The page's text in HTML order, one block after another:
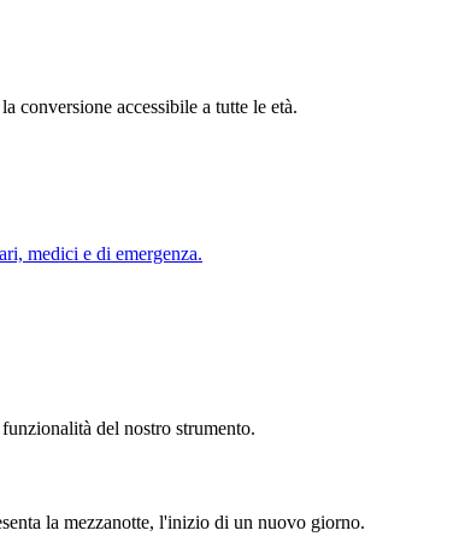
conversione accessibile a tutte le età.
medici e di emergenza.
del nostro strumento.
la mezzanotte, l'inizio di un nuovo giorno.